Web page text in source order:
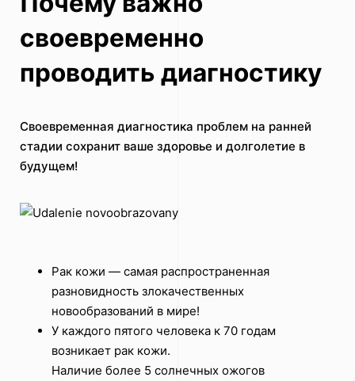
своевременно
проводить диагностику
Своевременная диагностика проблем на ранней
стадии сохранит ваше здоровье и долголетие в
будущем!
Рак кожи — самая распространенная
разновидность злокачественных
новообразований в мире!
У каждого пятого человека к 70 годам
возникает рак кожи.
Наличие более 5 солнечных ожогов